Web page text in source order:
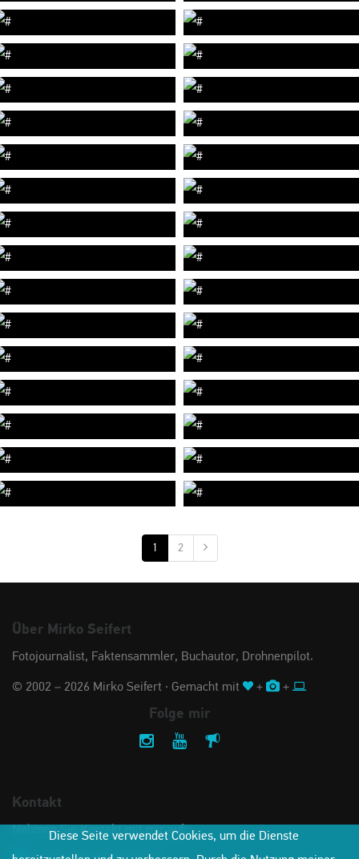
1 2
Über Mirko Seifert
Fotojournalist, Faktensammler, Buchautor, Drohnenpilot.
© 2002 – 2026 Mirko Seifert · Gemacht mit + +
Folge mir
Kontakt
Nehmen Sie Kontakt mit mir auf:
Diese Seite verwendet Cookies, um die Dienste